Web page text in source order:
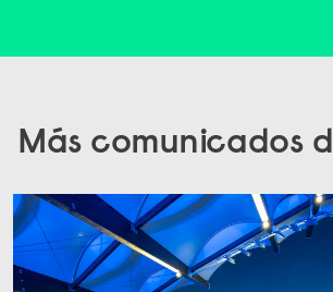
Más comunicados